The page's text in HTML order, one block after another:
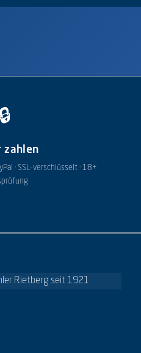
🔒
zahlen
· SSL-verschlüsselt · 18+